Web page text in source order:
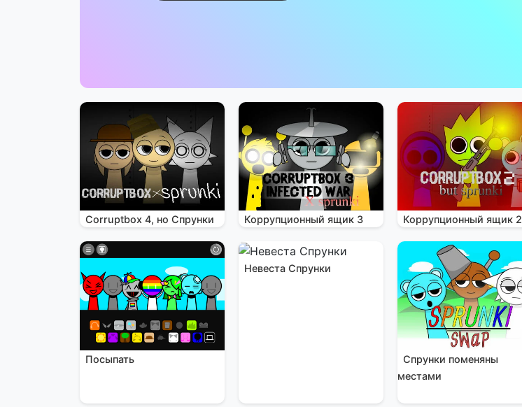
Corruptbox 4, но Спрунки Коррупционный ящик 3 Коррупционный ящик 2
Посыпать
Невеста Спрунки
Спрунки поменяны
местами